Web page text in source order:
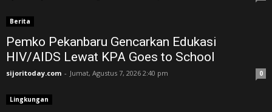
Berita
Pemko Pekanbaru Gencarkan Edukasi
HIV/AIDS Lewat KPA Goes to School
sijoritoday.com - Jumat, Agustus 7, 2026 2:40 pm 0
Lingkungan